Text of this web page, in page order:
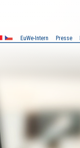
EuWe-Intern Presse